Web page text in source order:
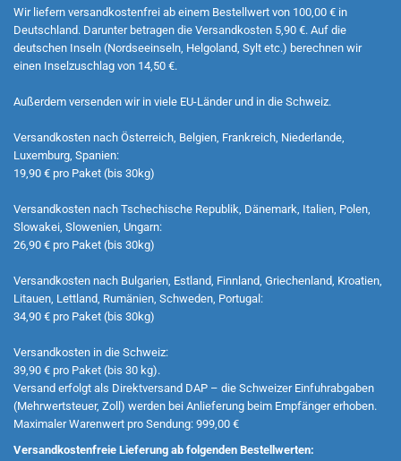
Wir liefern versandkostenfrei ab einem Bestellwert von 100,00 € in
Deutschland. Darunter betragen die Versandkosten 5,90 €. Auf die
deutschen Inseln (Nordseeinseln, Helgoland, Sylt etc.) berechnen wir
einen Inselzuschlag von 14,50 €.
Außerdem versenden wir in viele EU-Länder und in die Schweiz.
Versandkosten nach Österreich, Belgien, Frankreich, Niederlande,
Luxemburg, Spanien:
19,90 € pro Paket (bis 30kg)
Versandkosten nach Tschechische Republik, Dänemark, Italien, Polen,
Slowakei, Slowenien, Ungarn:
26,90 € pro Paket (bis 30kg)
Versandkosten nach Bulgarien, Estland, Finnland, Griechenland, Kroatien,
Litauen, Lettland, Rumänien, Schweden, Portugal:
34,90 € pro Paket (bis 30kg)
Versandkosten in die Schweiz:
39,90 € pro Paket (bis 30 kg).
Versand erfolgt als Direktversand DAP – die Schweizer Einfuhrabgaben
(Mehrwertsteuer, Zoll) werden bei Anlieferung beim Empfänger erhoben.
Maximaler Warenwert pro Sendung: 999,00 €
Versandkostenfreie Lieferung ab folgenden Bestellwerten: